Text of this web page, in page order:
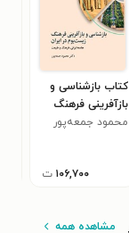
کتاب بازشناسی و
بازآفرینی فرهنگ
زیست بوم در ایران
محمود جمعه‌پور
۱۰۶,۷۰۰ ت
مشاهده همه